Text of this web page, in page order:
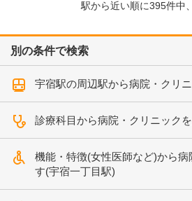
駅から近い順に395件中、
別の条件で検索
宇宿駅の周辺駅から病院・クリ
診療科目から病院・クリニック
機能・特徴(女性医師など)から
す(宇宿一丁目駅)